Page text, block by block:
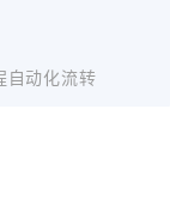
自动化流转